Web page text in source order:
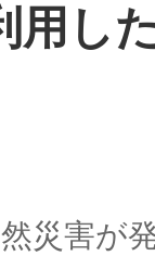
用し
災害が